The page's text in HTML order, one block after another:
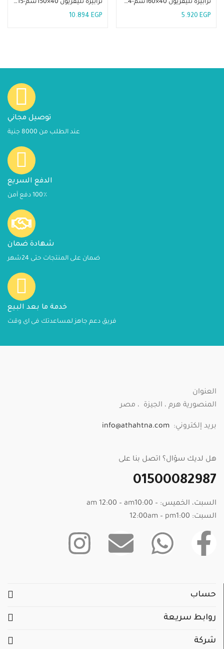
ترابيزة تليفزيون 40×160سم-TLV 34
5.920 EGP
ترابيزة تليفزيون 40×150سم-TLV 15
10.894 EGP
توصيل مجاني
عند الطلب من 8000 جنية
الدفع السريع
100٪ دفع آمن
شهادة ضمان
ضمان على المنتجات حتى 24شهر
خدمة ما بعد البيع
فريق دعم جاهز لمساعدتك فى اى وقت
العنوان
المنصورية هرم ، الجيزة ، مصر
بريد إلكتروني: info@athahtna.com
هل لديك سؤال؟ اتصل بنا على
01500082987
السبت، الخميس: – am 12:00 – am10:00
السبت: 12:00am – pm1:00
حساب
روابط سريعة
شركة